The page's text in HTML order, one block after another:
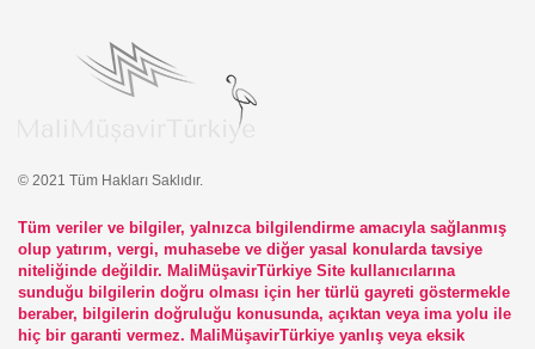
© 2021 Tüm Hakları Saklıdır.
Tüm veriler ve bilgiler, yalnızca bilgilendirme amacıyla sağlanmış
olup yatırım, vergi, muhasebe ve diğer yasal konularda tavsiye
niteliğinde değildir. MaliMüşavirTürkiye Site kullanıcılarına
sunduğu bilgilerin doğru olması için her türlü gayreti göstermekle
beraber, bilgilerin doğruluğu konusunda, açıktan veya ima yolu ile
hiç bir garanti vermez. MaliMüşavirTürkiye yanlış veya eksik